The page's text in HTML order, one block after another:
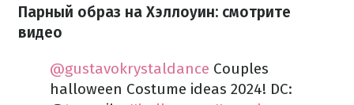
Парный образ на Хэллоуин: смотрите
видео
@gustavokrystaldance Couples
halloween Costume ideas 2024! DC: